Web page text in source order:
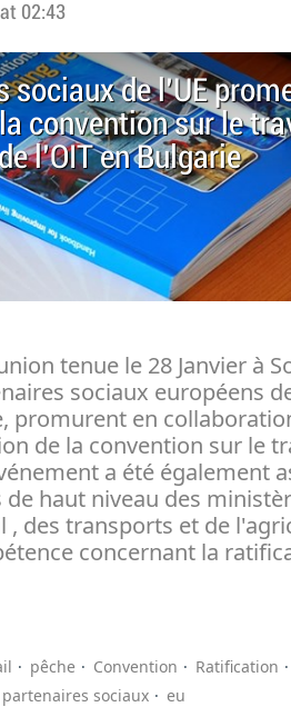
02:43
sociaux de l'UE
convention sur le
l'OIT en Bulgarie
tenue le 28 Janvier à
sociaux européens
promurent en
de la convention sur le
a été également
haut niveau des
, des transports et de
concernant la
pêche Convention
Ratification
partenaires sociaux eu